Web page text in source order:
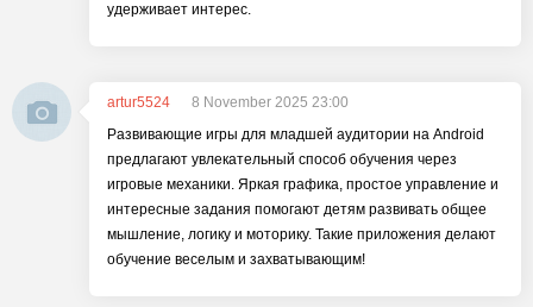
удерживает интерес.
artur5524
8 November 2025 23:00
Развивающие игры для младшей аудитории на Android
предлагают увлекательный способ обучения через
игровые механики. Яркая графика, простое управление и
интересные задания помогают детям развивать общее
мышление, логику и моторику. Такие приложения делают
обучение веселым и захватывающим!